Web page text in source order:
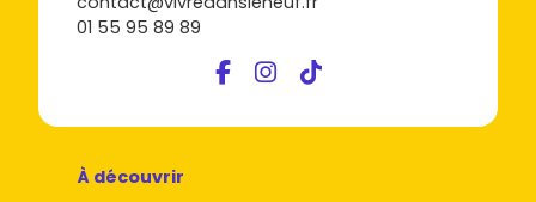
01 55 95 89 89
À découvrir